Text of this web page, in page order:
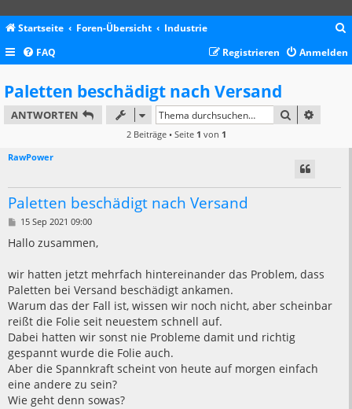
Startseite Foren-Übersicht Industrie
c
FAQ Anmelden
Registrieren
Paletten beschädigt nach Versand
ANTWORTEN SUCHE
2 Beiträge • Seite 1 von 1
RawPower
Paletten beschädigt nach Versand
B
i
a
g
15 Sep 2021 09:00
Hallo zusammen,
wir hatten jetzt mehrfach hintereinander das Problem, dass
Paletten bei Versand beschädigt ankamen.
Warum das der Fall ist, wissen wir noch nicht, aber scheinbar
reißt die Folie seit neuestem schnell auf.
Dabei hatten wir sonst nie Probleme damit und richtig
gespannt wurde die Folie auch.
Aber die Spannkraft scheint von heute auf morgen einfach
eine andere zu sein?
Wie geht denn sowas?